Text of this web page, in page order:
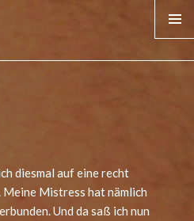
diesmal auf eine recht
Meine Mistress hat nämlich
Und da saß ich nun